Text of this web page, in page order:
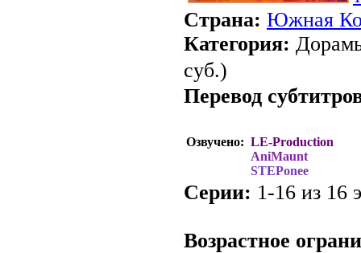
Страна: Южная
Категория:
суб.)
Перевод
Озвучено: LE-Production
AniMaunt
STEPonee
Серии: 1-16 из 16
Возрастное